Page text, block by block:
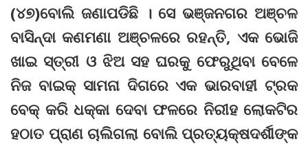
(୪୭)ବୋଲି ଜଣାପଡିଛି । ସେ ଭଞ୍ଜନଗର ଅଞ୍ଚଳ
ବାସିନ୍ଦା କଣମଣା ଅଞ୍ଚଳରେ ରହନ୍ତି, ଏକ ଭୋଜି
ଖାଇ ସ୍ତ୍ରୀ ଓ ଝିଅ ସହ ଘରକୁ ଫେରୁଥିବା ବେଳେ
ନିଜ ବାଇକ୍ ସାମନା ଦିଗରେ ଏକ ଭାରବାହୀ ଟ୍ରକ
ବେକ୍‌ କରି ଧକ୍କା ଦେବା ଫଳରେ ନିରୀହ ଲୋକଟିର
ହଠାତ ପ୍ରାଣ ଚାଲିଗଲା ବୋଲି ପ୍ରତ୍ୟକ୍ଷଦର୍ଶୀଙ୍କ